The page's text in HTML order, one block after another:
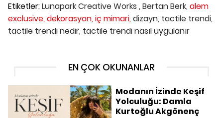
Etiketler:Lunapark Creative Works , Bertan Berk, alem
exclusive,dekorasyon,iç mimari,dizayn, tactile trendi,
tactile trendi nedir, tactile trendi nasıl uygulanır
EN ÇOK OKUNANLAR
Modanın İzinde Keşif
Yolculuğu: Damla
Kurtoğlu Akgönenç